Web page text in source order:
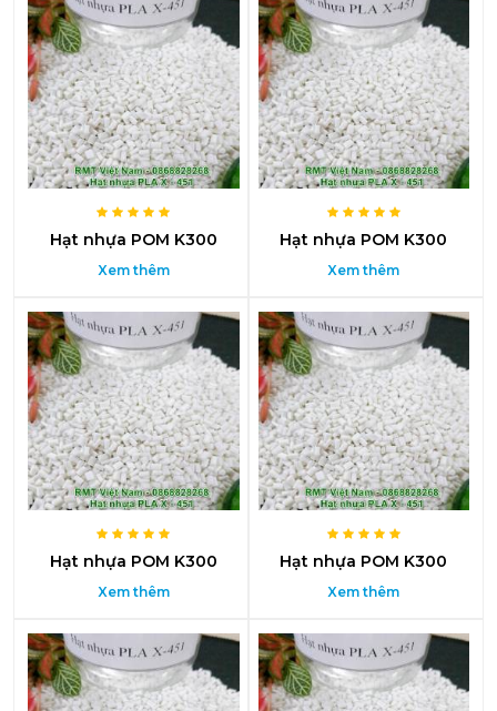
Hạt nhựa POM K300
Xem thêm
Hạt nhựa POM K300
Xem thêm
Hạt nhựa POM K300
Xem thêm
Hạt nhựa POM K300
Xem thêm